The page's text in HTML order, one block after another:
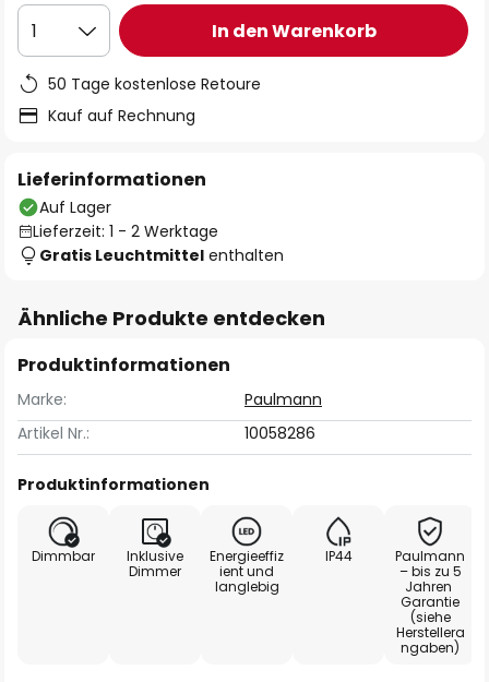
1 In den Warenkorb
50 Tage kostenlose Retoure
Kauf auf Rechnung
Lieferinformationen
Auf Lager
Lieferzeit: 1 - 2 Werktage
Gratis Leuchtmittel enthalten
Ähnliche Produkte entdecken
Produktinformationen
Marke:
Paulmann
Artikel Nr.:
10058286
Produktinformationen
Dimmbar
Inklusive
Dimmer
Energieeffiz
ient und
langlebig
IP44
Paulmann
– bis zu 5
Jahren
Garantie
(siehe
Herstellera
ngaben)